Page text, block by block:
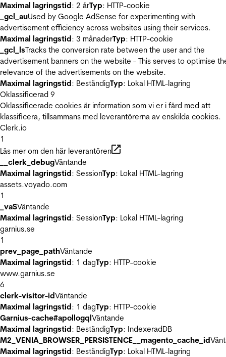
Maximal lagringstid: 2 årTyp: HTTP-cookie
_gcl_auUsed by Google AdSense for experimenting with
advertisement efficiency across websites using their services.
Maximal lagringstid: 3 månaderTyp: HTTP-cookie
_gcl_lsTracks the conversion rate between the user and the
advertisement banners on the website - This serves to optimise
relevance of the advertisements on the website.
Maximal lagringstid: BeständigTyp: Lokal HTML-lagring
Oklassificerad 9
Oklassificerade cookies är information som vi er i färd med att
klassificera, tillsammans med leverantörerna av enskilda cookies.
Clerk.io
1
Läs mer om den här leverantören
__clerk_debugVäntande
Maximal lagringstid: SessionTyp: Lokal HTML-lagring
assets.voyado.com
1
_vaSVäntande
Maximal lagringstid: SessionTyp: Lokal HTML-lagring
garnius.se
1
prev_page_pathVäntande
Maximal lagringstid: 1 dagTyp: HTTP-cookie
www.garnius.se
6
clerk-visitor-idVäntande
Maximal lagringstid: 1 dagTyp: HTTP-cookie
Garnius-cache#apollogqlVäntande
Maximal lagringstid: BeständigTyp: IndexeradDB
M2_VENIA_BROWSER_PERSISTENCE__magento_cache_id
Maximal lagringstid: BeständigTyp: Lokal HTML-lagring